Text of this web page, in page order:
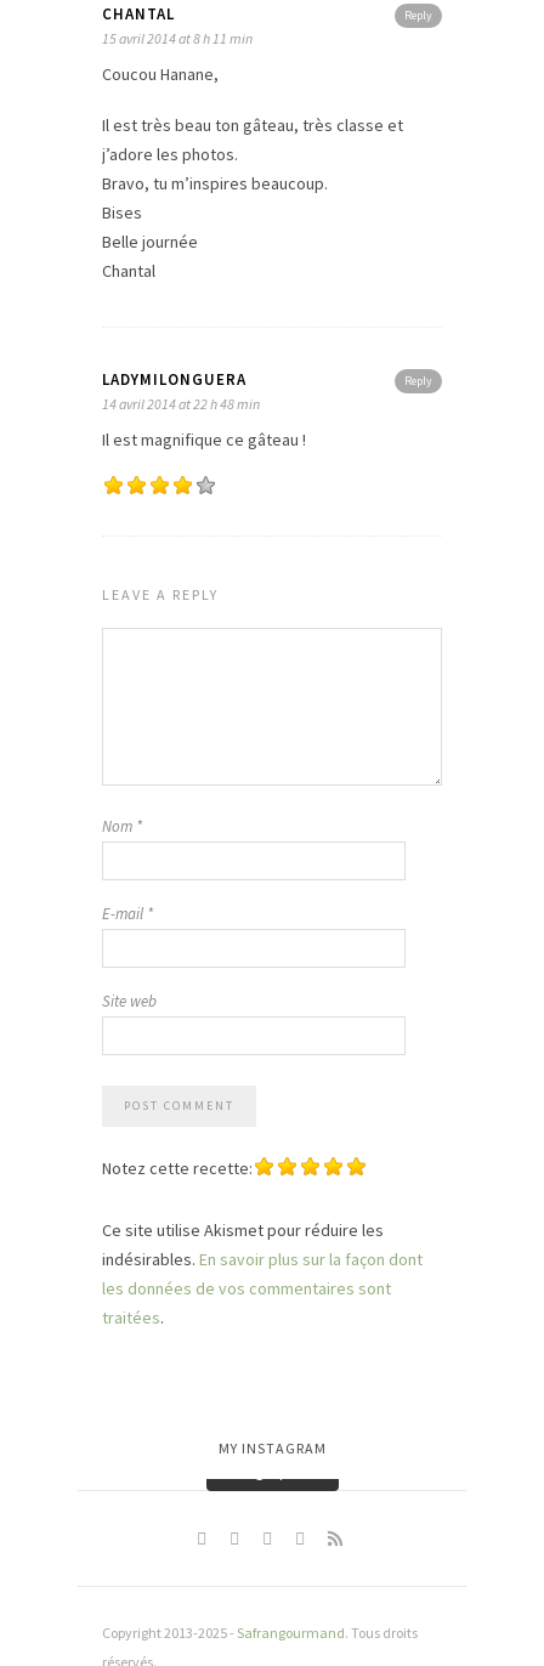
Reply
CHANTAL
15 avril 2014 at 8 h 11 min
Coucou Hanane,
Il est très beau ton gâteau, très classe et
j’adore les photos.
Bravo, tu m’inspires beaucoup.
Bises
Belle journée
Chantal
Reply
LADYMILONGUERA
14 avril 2014 at 22 h 48 min
Il est magnifique ce gâteau !
LEAVE A REPLY
Nom *
E-mail *
Site web
Notez cette recette:
Ce site utilise Akismet pour réduire les
indésirables. En savoir plus sur la façon dont
les données de vos commentaires sont
traitées.
MY INSTAGRAM
Copyright 2013-2025 - Safrangourmand. Tous droits
réservés.